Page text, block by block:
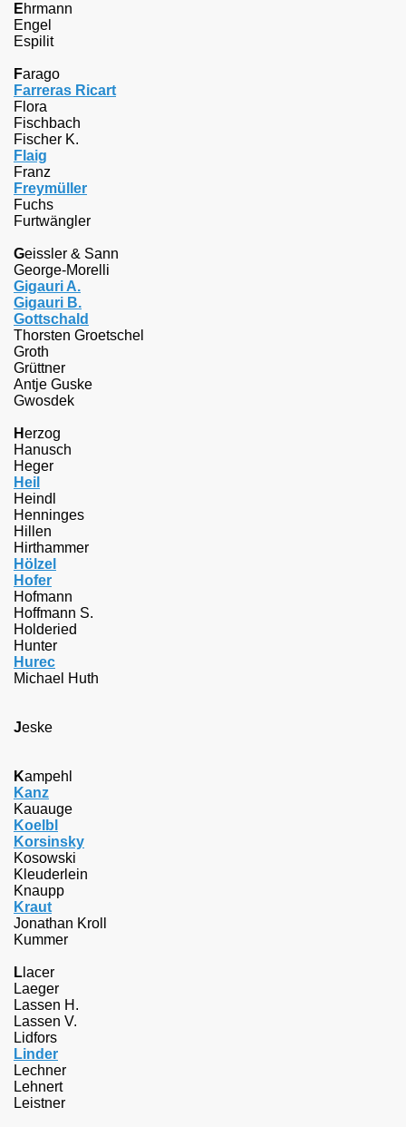
Ehrmann
Engel
Espilit
Farago
Farreras Ricart
Flora
Fischbach
Fischer K.
Flaig
Franz
Freymüller
Fuchs
Furtwängler
Geissler & Sann
George-Morelli
Gigauri A.
Gigauri B.
Gottschald
Thorsten Groetschel
Groth
Grüttner
Antje Guske
Gwosdek
Herzog
Hanusch
Heger
Heil
Heindl
Henninges
Hillen
Hirthammer
Hölzel
Hofer
Hofmann
Hoffmann S.
Holderied
Hunter
Hurec
Michael Huth
Jeske
Kampehl
Kanz
Kauauge
Koelbl
Korsinsky
Kosowski
Kleuderlein
Knaupp
Kraut
Jonathan Kroll
Kummer
L lacer
Laeger
Lassen H.
Lassen V.
Lidfors
Linder
Lechner
Lehnert
Leistner